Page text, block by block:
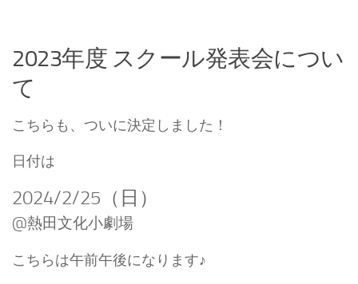
2023年度 スクール発表会につい
て
こちらも、ついに決定しました！
日付は
2024/2/25（日）
@熱田文化小劇場
こちらは午前午後になります♪